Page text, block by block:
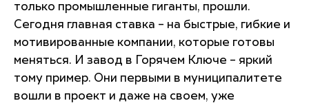
только промышленные гиганты, прошли.
Сегодня главная ставка – на быстрые, гибкие и
мотивированные компании, которые готовы
меняться. И завод в Горячем Ключе – яркий
тому пример. Они первыми в муниципалитете
вошли в проект и даже на своем, уже